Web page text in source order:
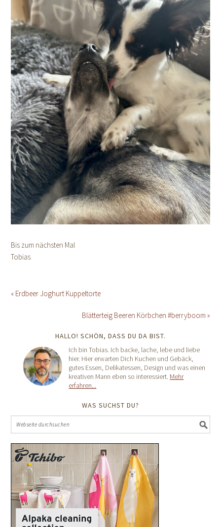
Bis zum nächsten Mal
Tobias
« Erdbeer Joghurt Kuppeltorte
Blätterteig Beeren Körbchen #berryboom »
HALLO! SCHÖN, DASS DU DA BIST.
Ich bin Tobias. Ich backe, lache, lebe und liebe
hier. Hier erwarten Dich Kuchen und Gebäck,
gutes Essen, Delikatessen, Design und was einen
kreativen Mann eben so interessiert. Mehr
erfahren...
WAS SUCHST DU?